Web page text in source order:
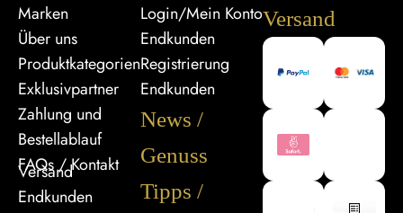
Marken
Über uns
Produktkategorien
Exklusivpartner
Zahlung und
Bestellablauf
FAQs / Kontakt
Versand
Endkunden
Login/Mein Konto
Endkunden
Registrierung
Endkunden
News /
Genuss
Tipps /
Versand